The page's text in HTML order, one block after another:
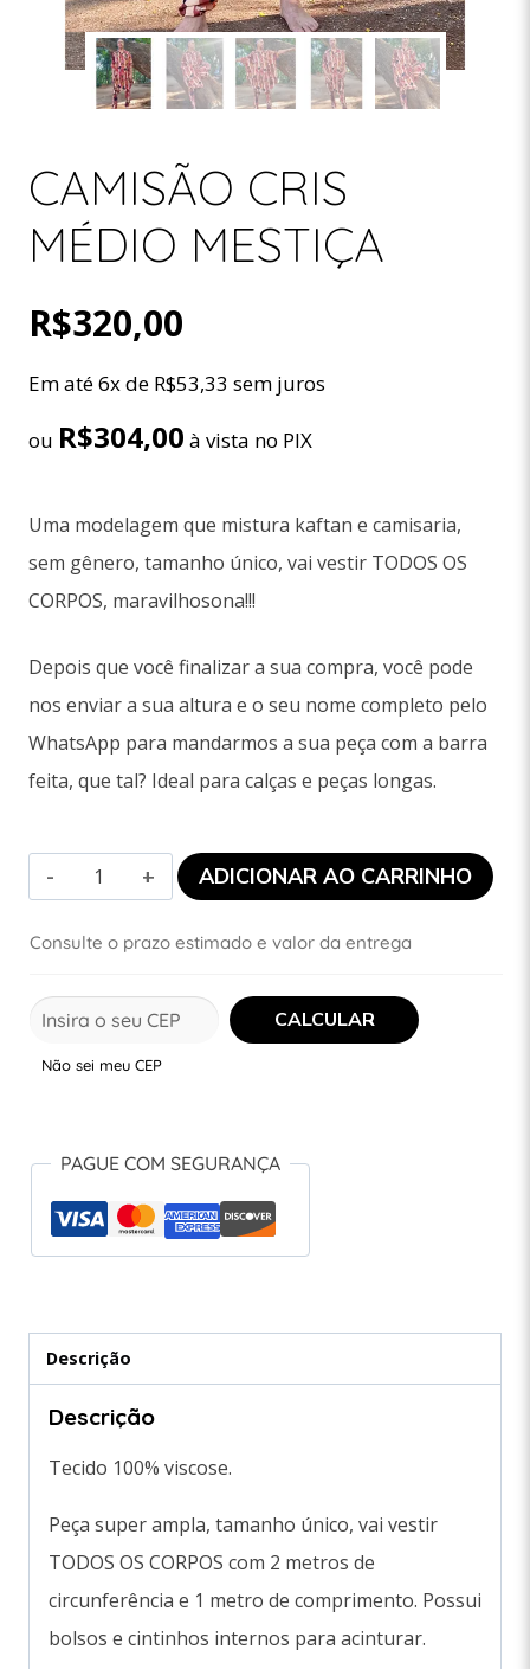
CAMISÃO CRIS
MÉDIO MESTIÇA
R$320,00
Em até 6x de R$53,33 sem juros
ou R$304,00 à vista no PIX
Uma modelagem que mistura kaftan e camisaria,
sem gênero, tamanho único, vai vestir TODOS OS
CORPOS, maravilhosona!!!
Depois que você finalizar a sua compra, você pode
nos enviar a sua altura e o seu nome completo pelo
WhatsApp para mandarmos a sua peça com a barra
feita, que tal? Ideal para calças e peças longas.
ADICIONAR AO CARRINHO
Consulte o prazo estimado e valor da entrega
Não sei meu CEP
PAGUE COM SEGURANÇA
Descrição
Descrição
Tecido 100% viscose.
Peça super ampla, tamanho único, vai vestir
TODOS OS CORPOS com 2 metros de
circunferência e 1 metro de comprimento. Possui
bolsos e cintinhos internos para acinturar.